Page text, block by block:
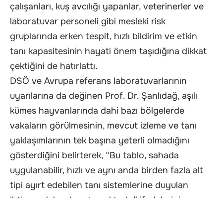
çalışanları, kuş avcılığı yapanlar, veterinerler ve
laboratuvar personeli gibi mesleki risk
gruplarında erken tespit, hızlı bildirim ve etkin
tanı kapasitesinin hayati önem taşıdığına dikkat
çektiğini de hatırlattı.
DSÖ ve Avrupa referans laboratuvarlarının
uyarılarına da değinen Prof. Dr. Şanlıdağ, aşılı
kümes hayvanlarında dahi bazı bölgelerde
vakaların görülmesinin, mevcut izleme ve tanı
yaklaşımlarının tek başına yeterli olmadığını
gösterdiğini belirterek, “Bu tablo, sahada
uygulanabilir, hızlı ve aynı anda birden fazla alt
tipi ayırt edebilen tanı sistemlerine duyulan